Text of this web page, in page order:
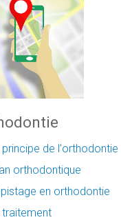
principe de l'orthodontie
orthodontique
en orthodontie
traitement